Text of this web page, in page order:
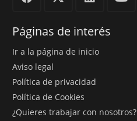
Páginas de interés
Ir a la página de inicio
Aviso legal
Política de privacidad
Política de Cookies
¿Quieres trabajar con nosotros?